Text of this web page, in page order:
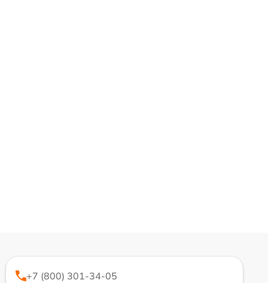
+7 (800) 301-34-05